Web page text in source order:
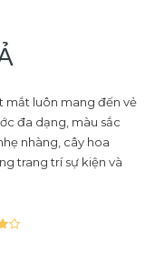
mắt luôn mang đến vẻ
đa dạng, màu sắc
nhàng, cây hoa
trang trí sự kiện và